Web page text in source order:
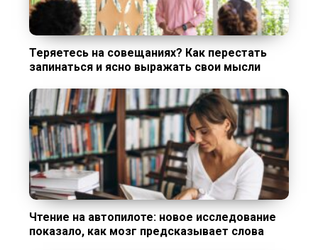
Теряетесь на совещаниях? Как перестать
запинаться и ясно выражать свои мысли
Чтение на автопилоте: новое исследование
показало, как мозг предсказывает слова